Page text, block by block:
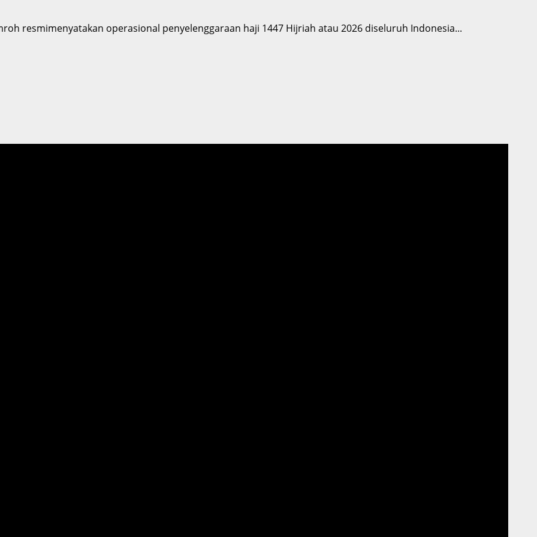
resmimenyatakan operasional penyelenggaraan haji 1447 Hijriah atau 2026 diseluruh Indonesia...